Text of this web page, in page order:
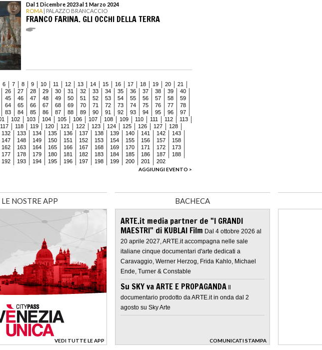
Dal 1 Dicembre 2023 al 1 Marzo 2024
ROMA | PALAZZO BRANCACCIO
FRANCO FARINA. GLI OCCHI DELLA TERRA
6 7 8 9 10 11 12 13 14 15 16 17 18 19 20
21
26 27 28 29 30 31 32 33 34 35 36 37 38 39
40
45 46 47 48 49 50 51 52 53 54 55 56 57 58
59
64 65 66 67 68 69 70 71 72 73 74 75 76 77
78
83 84 85 86 87 88 89 90 91 92 93 94 95 96
97
102 103 104 105 106 107 108 109 110 111 112
113
117 118 119 120 121 122 123 124 125 126 127
128
132 133 134 135 136 137 138 139 140 141 142
143
147 148 149 150 151 152 153 154 155 156 157
158
162 163 164 165 166 167 168 169 170 171 172
173
177 178 179 180 181 182 183 184 185 186 187
188
192 193 194 195 196 197 198 199 200 201
202
AGGIUNGI EVENTO >
LE NOSTRE APP
VEDI TUTTE LE APP
>
BACHECA
ARTE.it media partner de "I GRANDI
MAESTRI" di KUBLAI Film Dal 4 ottobre 2026 al
20 aprile 2027, ARTE.it accompagna nelle sale
italiane cinque documentari d'arte dedicati a
Caravaggio, Werner Herzog, Frida Kahlo, Michael
Ende, Turner & Constable
Su SKY va ARTE E PROPAGANDA Il
documentario prodotto da ARTE.it in onda dal 2
agosto su Sky Arte
COMUNICATI STAMPA
>